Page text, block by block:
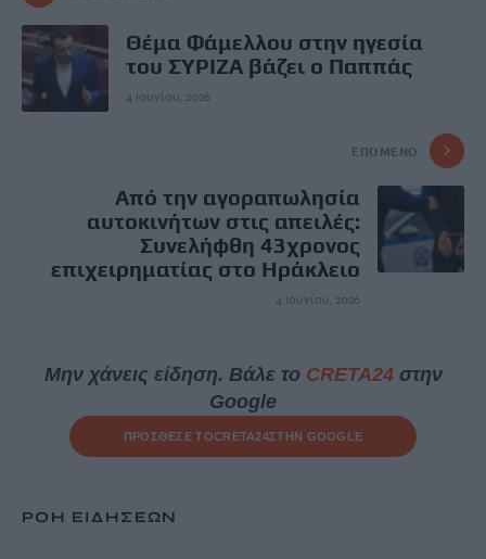
Θέμα Φάμελλου στην ηγεσία
του ΣΥΡΙΖΑ βάζει ο Παππάς
4 Ιουνίου, 2026
ΕΠΌΜΕΝΟ
Από την αγοραπωλησία
αυτοκινήτων στις απειλές:
Συνελήφθη 43χρονος
επιχειρηματίας στο Ηράκλειο
4 Ιουνίου, 2026
Μην χάνεις είδηση. Βάλε το CRETA24στην
Google
ΠΡΟΣΘΕΣΕ ΤΟCRETA24ΣΤΗΝ GOOGLE
ΡΟΗ ΕΙΔΗΣΕΩΝ